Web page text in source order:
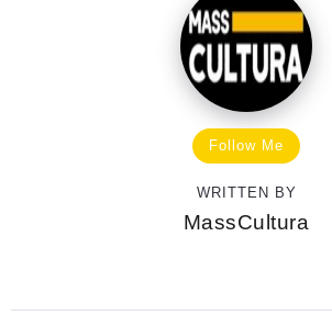
Follow Me
WRITTEN BY
MassCultura